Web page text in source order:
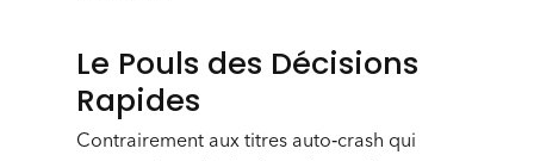
Le Pouls des Décisions
Rapides
Contrairement aux titres auto‑crash qui